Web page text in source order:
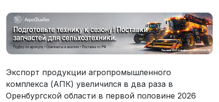
Экспорт продукции агропромышленного
комплекса (АПК) увеличился в два раза в
Оренбургской области в первой половине 2026